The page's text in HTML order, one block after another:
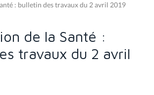
: bulletin des travaux du 2 avril 2019
de la Santé :
travaux du 2 avril